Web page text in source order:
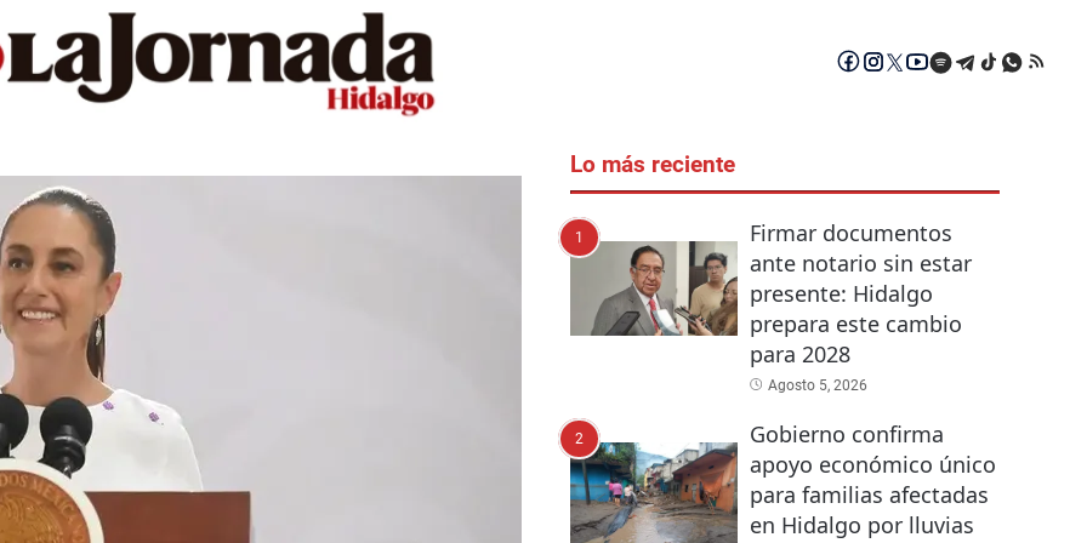
Lo más reciente
1
Firmar documentos
ante notario sin estar
presente: Hidalgo
prepara este cambio
para 2028
Agosto 5, 2026
2
Gobierno confirma
apoyo económico único
para familias afectadas
en Hidalgo por lluvias